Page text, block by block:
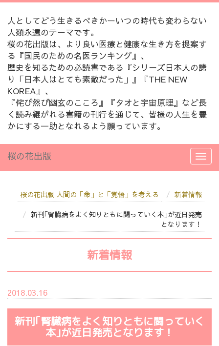
人としてどう生きるべきかーいつの時代も変わらない
人類永遠のテーマです。
桜の花出版は、より良い医療と健康な生き方を提案す
る『国民のための名医ランキング』、
歴史を知るための必読書である『シリーズ日本人の誇
り「日本人はとても素敵だった」』『THE NEW
KOREA』、
『侘び然び幽玄のこころ』『タオと宇宙原理』など長
く読み継がれる書籍の刊行を通じて、皆様の人生を豊
かにする一助となれるよう願っています。
桜の花出版
桜の花出版 人間の「命」と「覚悟」を考える 新着情報
新刊｢腎臓病をよく知りともに闘っていく本｣が近日発売
となります！
新着情報
2018.03.16
新刊｢腎臓病をよく知りともに闘っていく
本｣が近日発売となります！